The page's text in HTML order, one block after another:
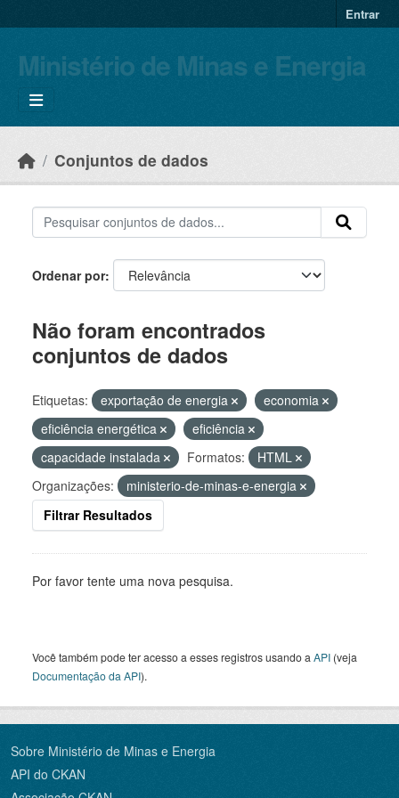
Entrar
Ministério de Minas e Energia
Conjuntos de dados
Ordenar por
Não foram encontrados
conjuntos de dados
Etiquetas: exportação de energia
economia
eficiência energética
eficiência
capacidade instalada
Formatos:
HTML
Organizações:
ministerio-de-minas-e-energia
Filtrar Resultados
Por favor tente uma nova pesquisa.
Você também pode ter acesso a esses registros usando a API (veja
Documentação da API).
Sobre Ministério de Minas e Energia
API do CKAN